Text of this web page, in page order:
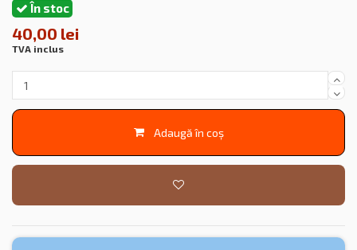
În stoc
40,00 lei
TVA inclus
Adaugă în coș